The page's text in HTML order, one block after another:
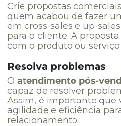
Crie propostas
quem acabou de fazer
em cross-sales e up-
para o cliente. A
com o produto ou
Resolva problemas
O atendimento pós-
capaz de resolver
Assim, é importante que
agilidade e eficiência
relacionamento.